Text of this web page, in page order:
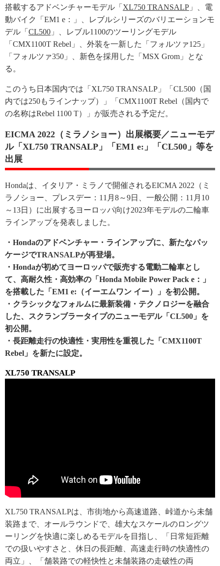
搭載するアドベンチャーモデル「 XL750 TRANSALP 」、電
動バイク「EM1 e：」、レブルシリーズのバリエーションモ
デル「 CL500 」、レブル1100のツーリングモデル
「CMX1100T Rebel」、外装を一新した「フォルツァ125」
「フォルツァ350」、新色を採用した「MSX Grom」とな
る。
このうち日本国内では「XL750 TRANSALP」「CL500（国
内では250もラインナップ）」「CMX1100T Rebel（国内で
の名称はRebel 1100 T）」が販売される予定だ。
EICMA 2022（ミラノショー）出展概要／ニューモデ
ル「XL750 TRANSALP」「EM1 e:」「CL500」等を
出展
Hondaは、イタリア・ミラノで開催されるEICMA 2022（ミ
ラノショー、プレスデー：11月8～9日、一般公開：11月10
～13日）に出展するヨーロッパ向け2023年モデルの二輪車
ラインアップを発表しました。
・Hondaのアドベンチャー・ラインアップに、新たなパッ
ケージでTRANSALPが再登場。
・Hondaが初めてヨーロッパで販売する電動二輪車とし
て、高耐久性・高効率の「Honda Mobile Power Pack e：」
を搭載した「EM1 e:（イーエムワン イー）」を初公開。
・クラシックなフォルムに最新装備・テクノロジーを融合
した、スクランブラータイプのニューモデル「CL500」を
初公開。
・長距離走行の快適性・実用性を重視した「CMX1100T
Rebel」を新たに設定。
XL750 TRANSALP
XL750 TRANSALPは、市街地から高速道路、峠道から未舗
装路まで、オールラウンドで、雄大なスケールのロングツ
ーリングを快適に楽しめるモデルを目指し、「日常短距離
での扱いやすさと、休日の長距離、高速走行時の快適性の
両立」、「舗装路での軽快性と未舗装路の走破性の両